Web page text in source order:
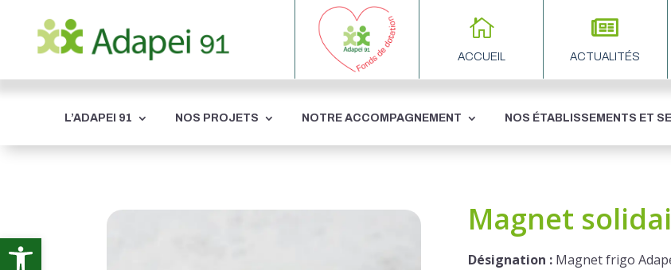
Ouvrir la barre d’outils
2 
ACCUEIL

ACTUALITÉS
L’ADAPEI 91 NOS PROJETS NOTRE ACCOMPAGNEMENT NOS ÉTABLISSEMENTS ET
Magnet
Désignation : Magnet frigo